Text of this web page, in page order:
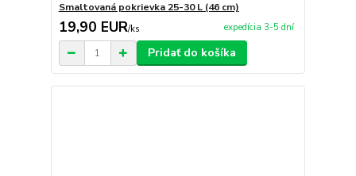
Smaltovaná pokrievka 25-30 L (46 cm)
19,90 EUR/ks expedícia 3-5 dní
Pridať do košíka